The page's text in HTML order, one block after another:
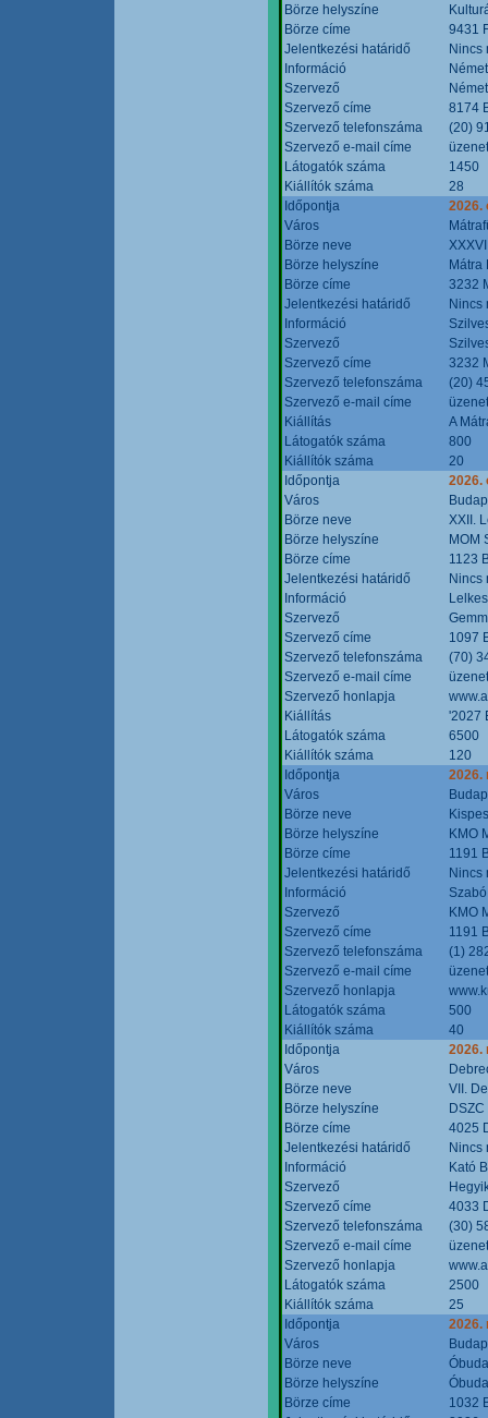
Börze helyszíne
Börze címe
9431
Jelentkezési határidő
Nincs
Információ
Szervező
Szervező címe
8174
Szervező telefonszáma
(20)
Szervező e-mail címe
Látogatók száma
1450
Kiállítók száma
28
Időpontja
2026.
Város
Börze neve
Börze helyszíne
Mátra
Börze címe
3232
Jelentkezési határidő
Nincs
Információ
Szervező
Szervező címe
3232
Szervező telefonszáma
(20)
Szervező e-mail címe
Kiállítás
A
Látogatók száma
800
Kiállítók száma
20
Időpontja
2026.
Város
Börze neve
XXII.
Börze helyszíne
MOM
Börze címe
1123
Jelentkezési határidő
Nincs
Információ
Szervező
Szervező címe
1097
Szervező telefonszáma
(70)
Szervező e-mail címe
Szervező honlapja
Kiállítás
'2027
Látogatók száma
6500
Kiállítók száma
120
Időpontja
2026.
Város
Börze neve
Börze helyszíne
KMO
Börze címe
1191
Jelentkezési határidő
Nincs
Információ
Szervező
KMO
Szervező címe
1191
Szervező telefonszáma
(1)
Szervező e-mail címe
Szervező honlapja
Látogatók száma
500
Kiállítók száma
40
Időpontja
2026.
Város
Börze neve
VII.
Börze helyszíne
Börze címe
4025
Jelentkezési határidő
Nincs
Információ
Kató
Szervező
Szervező címe
4033
Szervező telefonszáma
(30)
Szervező e-mail címe
Szervező honlapja
Látogatók száma
2500
Kiállítók száma
25
Időpontja
2026.
Város
Börze neve
Börze helyszíne
Börze címe
1032